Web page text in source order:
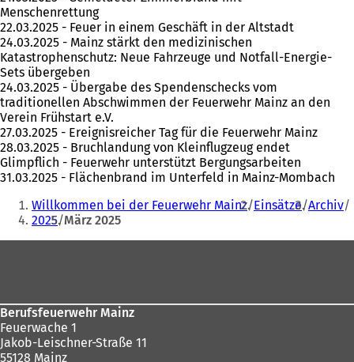
Menschenrettung
22.03.2025 - Feuer in einem Geschäft in der Altstadt
24.03.2025 - Mainz stärkt den medizinischen
Katastrophenschutz: Neue Fahrzeuge und Notfall-Energie-
Sets übergeben
24.03.2025 - Übergabe des Spendenschecks vom
traditionellen Abschwimmen der Feuerwehr Mainz an den
Verein Frühstart e.V.
27.03.2025 - Ereignisreicher Tag für die Feuerwehr Mainz
28.03.2025 - Bruchlandung von Kleinflugzeug endet
Glimpflich - Feuerwehr unterstützt Bergungsarbeiten
31.03.2025 - Flächenbrand im Unterfeld in Mainz-Mombach
Sie
befinden
sich
Willkommen bei der Feuerwehr Mainz Einsätze Archiv
2025 März 2025
Berufsfeuerwehr Mainz
Feuerwache 1
Jakob-Leischner-Straße 11
55128 Mainz